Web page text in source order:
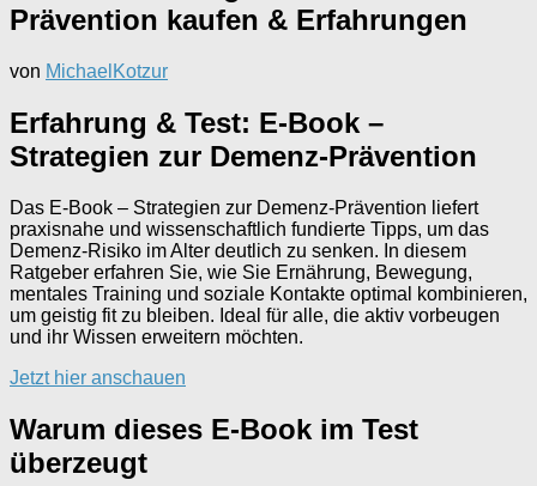
Prävention kaufen & Erfahrungen
von MichaelKotzur
Erfahrung & Test: E-Book –
Strategien zur Demenz-Prävention
Das E-Book – Strategien zur Demenz-Prävention liefert
praxisnahe und wissenschaftlich fundierte Tipps, um das
Demenz-Risiko im Alter deutlich zu senken. In diesem
Ratgeber erfahren Sie, wie Sie Ernährung, Bewegung,
mentales Training und soziale Kontakte optimal kombinieren,
um geistig fit zu bleiben. Ideal für alle, die aktiv vorbeugen
und ihr Wissen erweitern möchten.
Jetzt hier anschauen
Warum dieses E-Book im Test
überzeugt